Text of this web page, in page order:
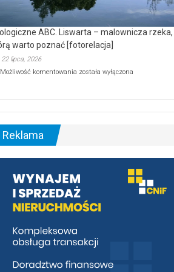
ABC. Liswarta – malownicza rzeka,
warto poznać [fotorelacja]
22 lipca, 2026
Możliwość komentowania Ekologiczne
–
malownicza
[fotorelacja]
została wyłączona
Reklama